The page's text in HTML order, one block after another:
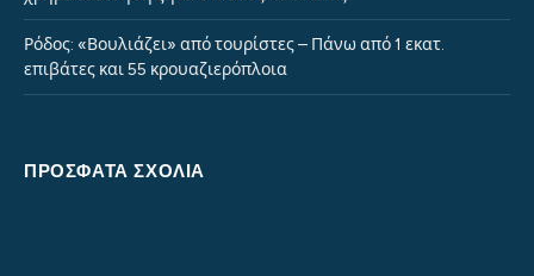
Ρόδος: «Βουλιάζει» από τουρίστες – Πάνω από 1 εκατ.
επιβάτες και 55 κρουαζιερόπλοια
ΠΡΌΣΦΑΤΑ ΣΧΌΛΙΑ